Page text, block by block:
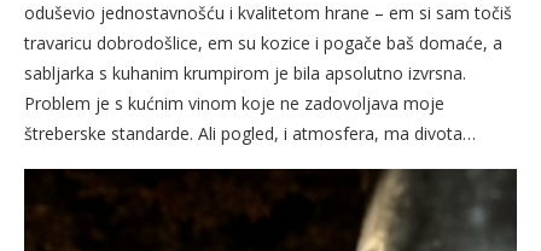
oduševio jednostavnošću i kvalitetom hrane – em si sam točiš
travaricu dobrodošlice, em su kozice i pogače baš domaće, a
sabljarka s kuhanim krumpirom je bila apsolutno izvrsna.
Problem je s kućnim vinom koje ne zadovoljava moje
štreberske standarde. Ali pogled, i atmosfera, ma divota…